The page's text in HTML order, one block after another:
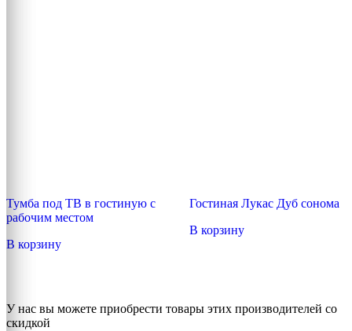
Тумба под ТВ в гостиную с
рабочим местом
В корзину
Гостиная Лукас Дуб сонома
В корзину
У нас вы можете приобрести товары этих производителей со
скидкой